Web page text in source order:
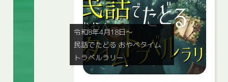
令和8年4月18日～
民話でたどる おやべタイム
トラベルラリー